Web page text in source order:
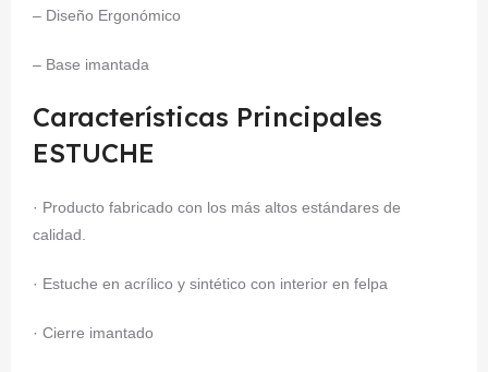
– Diseño Ergonómico
– Base imantada
Características Principales
ESTUCHE
· Producto fabricado con los más altos estándares de
calidad.
· Estuche en acrílico y sintético con interior en felpa
· Cierre imantado